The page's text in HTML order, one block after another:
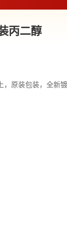
丙二醇
，原装包装，全新